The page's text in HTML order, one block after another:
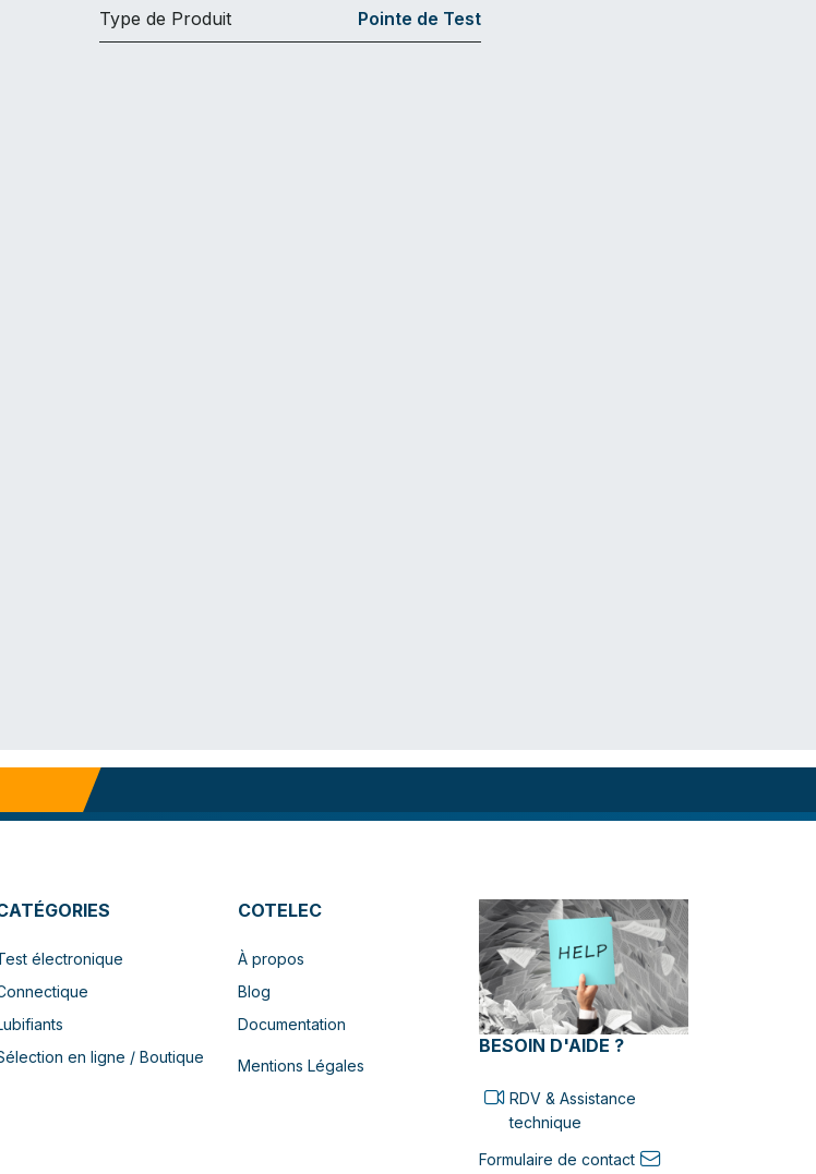
Type de Produit Pointe de Test
électronique
en ligne / Boutique
COTELEC
À propos
Blog
Documentation
Mentions Légales
BESOIN D'AIDE ?
RDV & Assistance
technique
Formulaire de contact